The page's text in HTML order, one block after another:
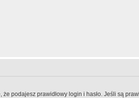
podajesz prawidłowy login i hasło. Jeśli są